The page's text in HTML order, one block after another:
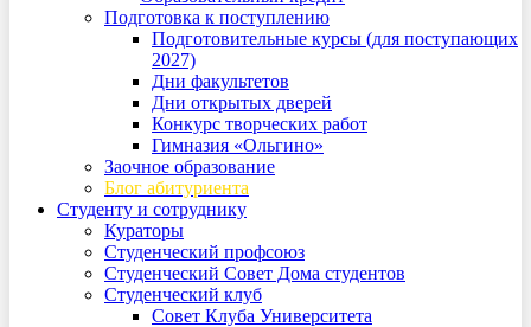
Подготовка к поступлению
Подготовительные курсы (для поступающих
2027)
Дни факультетов
Дни открытых дверей
Конкурс творческих работ
Гимназия «Ольгино»
Заочное образование
Блог абитуриента
Студенту и сотруднику
Кураторы
Студенческий профсоюз
Студенческий Совет Дома студентов
Студенческий клуб
Совет Клуба Университета